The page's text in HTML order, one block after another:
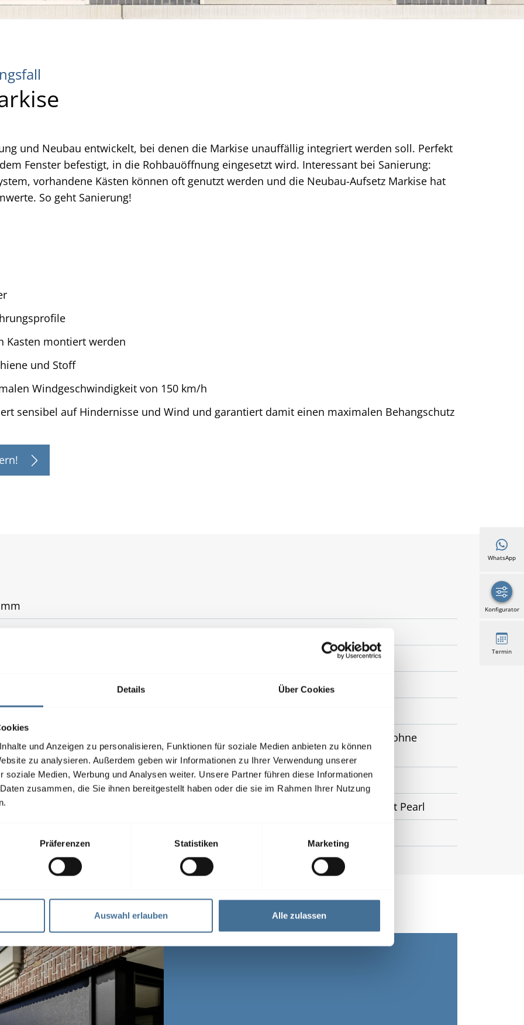
Details Über Cookies
und Anzeigen zu personalisieren, Funktionen für soziale Medien anbieten zu können
zu analysieren. Außerdem geben wir Informationen zu Ihrer Verwendung unserer
soziale Medien, Werbung und Analysen weiter. Unsere Partner führen diese Informationen
zusammen, die Sie ihnen bereitgestellt haben oder die sie im Rahmen Ihrer Nutzung
Präferenzen Statistiken Marketing
Auswahl erlauben Alle zulassen
und Neubau entwickelt, bei denen die Markise unauffällig integriert werden soll. Perfekt
Fenster befestigt, in die Rohbauöffnung eingesetzt wird. Interessant bei Sanierung:
vorhandene Kästen können oft genutzt werden und die Neubau-Aufsetz Markise hat
So geht Sanierung!
Kasten montiert werden
und Stoff
Windgeschwindigkeit von 150 km/h
sensibel auf Hindernisse und Wind und garantiert damit einen maximalen Behangschutz
Führung
WMS Funkmotor
von 240, 300 und 365 mm, lieferbar für Mauerwerksfassaden. Auch ohne
erhältlich (z. B. für bauseitige Mauerwerkskästen)
der Fenster, Neubau, Renovierung
Veozip, WAREMA SecuTex-Gewebe A2, Acryl Standard, Screen, Soltis 92, Twilight Pearl
WhatsApp
Konfigurator
Termin